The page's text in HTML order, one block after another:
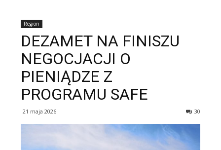
Region
DEZAMET NA FINISZU
NEGOCJACJI O
PIENIĄDZE Z
PROGRAMU SAFE
21 maja 2026 30